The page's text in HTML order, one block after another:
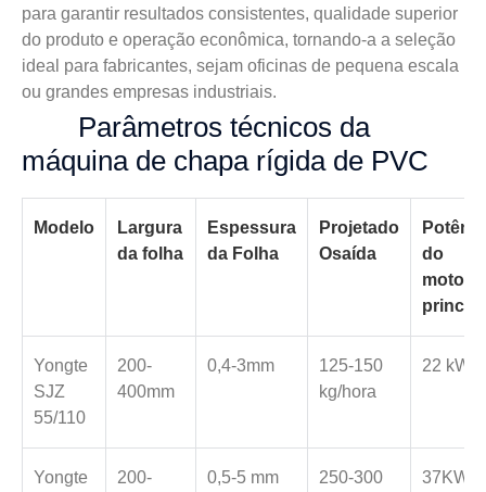
para garantir resultados consistentes, qualidade superior
do produto e operação econômica, tornando-a a seleção
ideal para fabricantes, sejam oficinas de pequena escala
ou grandes empresas industriais.
Parâmetros técnicos da
máquina de chapa rígida de PVC
Modelo
Largura
da folha
Espessura
da Folha
Projetado
Osaída
do
motor
Yongte
SJZ
55/110
200-
400mm
0,4-3mm
125-150
kg/hora
22 kW
Yongte
200-
0,5-5 mm
250-300
37KW